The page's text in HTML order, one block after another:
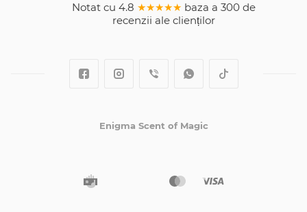
Notat cu 4.8 ★★★★★ baza a 300 de
recenzii ale clienților
Enigma Scent of Magic